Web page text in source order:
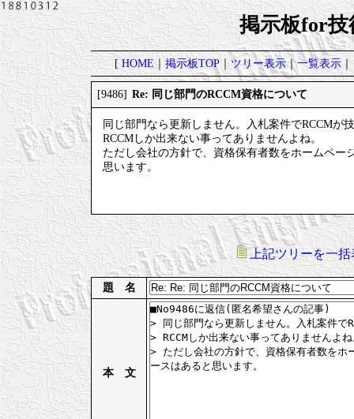
掲示板for技
[HOME｜掲示板TOP｜ツリー表示｜一覧表示｜
[9486] Re: 同じ部門のRCCM資格について
同じ部門なら更新しません。入札案件でRCCMが
RCCMしか出来ない事ってありませんよね。
ただし会社の方針で、資格保有者数をホームペ
思います。
上記ツリーを一括
題 名
本 文